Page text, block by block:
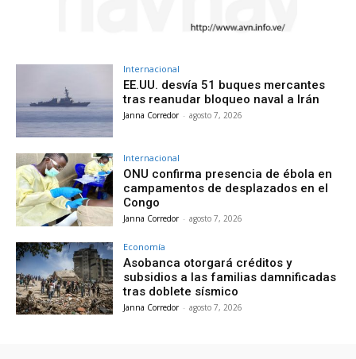
Internacional
EE.UU. desvía 51 buques mercantes
tras reanudar bloqueo naval a Irán
Janna Corredor - agosto 7, 2026
Internacional
ONU confirma presencia de ébola en
campamentos de desplazados en el
Congo
Janna Corredor - agosto 7, 2026
Economía
Asobanca otorgará créditos y
subsidios a las familias damnificadas
tras doblete sísmico
Janna Corredor - agosto 7, 2026